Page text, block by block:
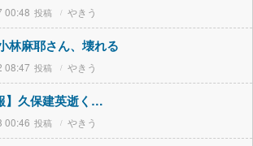
00:48 やきう
林麻耶さん、壊れる
08:47 やきう
】久保建英逝く…
00:46 やきう